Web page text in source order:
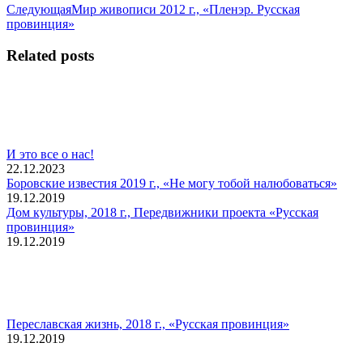
СледующаяСледующая
запись:
Мир живописи 2012 г., «Пленэр. Русская
провинция»
Related posts
И это все о нас!
22.12.2023
Боровские известия 2019 г., «Не могу тобой налюбоваться»
19.12.2019
Дом культуры, 2018 г., Передвижники проекта «Русская
провинция»
19.12.2019
Переславская жизнь, 2018 г., «Русская провинция»
19.12.2019